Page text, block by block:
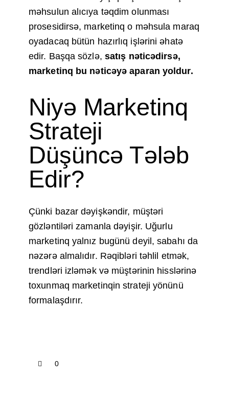
məhsulun alıcıya təqdim olunması
prosesidirsə, marketinq o məhsula maraq
oyadacaq bütün hazırlıq işlərini əhatə
edir. Başqa sözlə, satış nəticədirsə,
marketinq bu nəticəyə aparan yoldur.
Niyə Marketinq
Strateji
Düşüncə Tələb
Edir?
Çünki bazar dəyişkəndir, müştəri
gözləntiləri zamanla dəyişir. Uğurlu
marketinq yalnız bugünü deyil, sabahı da
nəzərə almalıdır. Rəqibləri təhlil etmək,
trendləri izləmək və müştərinin hisslərinə
toxunmaq marketinqin strateji yönünü
formalaşdırır.
0